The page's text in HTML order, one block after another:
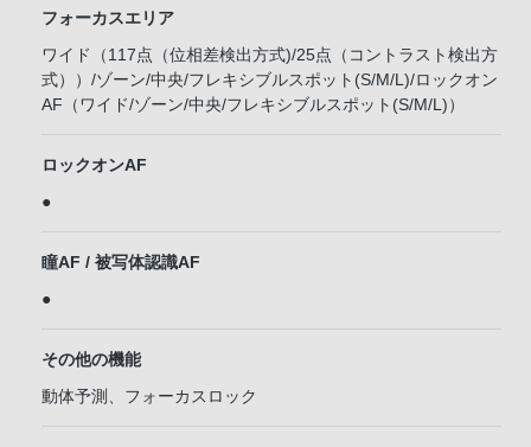
フォーカスエリア
ワイド（117点（位相差検出方式)/25点（コントラスト検出方
式））/ゾーン/中央/フレキシブルスポット(S/M/L)/ロックオン
AF（ワイド/ゾーン/中央/フレキシブルスポット(S/M/L)）
ロックオンAF
●
瞳AF / 被写体認識AF
●
その他の機能
動体予測、フォーカスロック